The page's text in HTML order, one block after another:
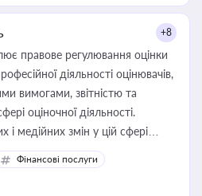
+8
правове регулювання оцінки
діяльності оцінювачів,
вимогами, звітністю та
оціночної діяльності.
і медійних змін у цій сфері
керівника, юриста або
приватизації, оренди
угод і перевірки
Фінансові послуги